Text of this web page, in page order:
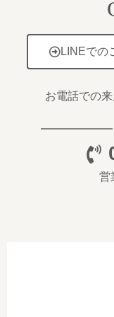
LINEでの
お電話での
営